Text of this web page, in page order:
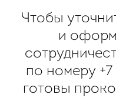
Чтобы
и
по номеру
готовы